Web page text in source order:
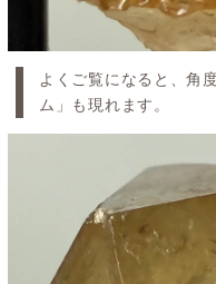
よくご覧になると、角
ム」も現れます。